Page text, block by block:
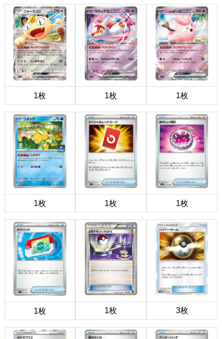
1枚 1枚 1枚
1枚 1枚 1枚
1枚 1枚 3枚